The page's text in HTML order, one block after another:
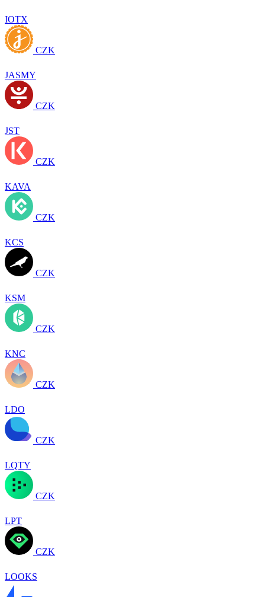
IOTX
CZK
JASMY
CZK
JST
CZK
KAVA
CZK
KCS
CZK
KSM
CZK
KNC
CZK
LDO
CZK
LQTY
CZK
LPT
CZK
LOOKS